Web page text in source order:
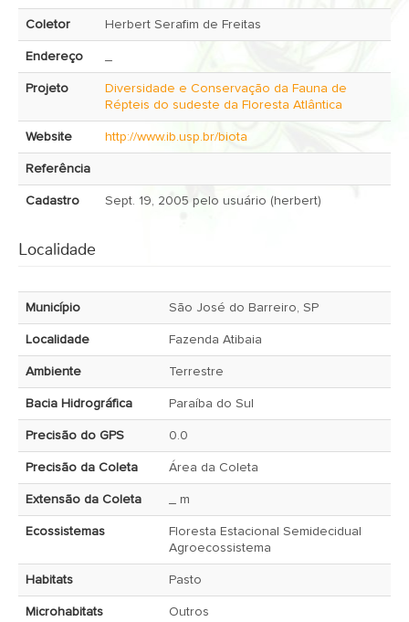
Coletor Herbert Serafim de Freitas
Endereço
Projeto
Diversidade e Conservação da Fauna de
Répteis do sudeste da Floresta Atlântica
Website http://www.ib.usp.br/biota
Referência
Cadastro Sept. 19, 2005 pelo usuário (herbert)
Localidade
Município São José do Barreiro, SP
Localidade Fazenda Atibaia
Ambiente Terrestre
Bacia Hidrográfica Paraíba do Sul
Precisão do GPS 0.0
Precisão da Coleta Área da Coleta
Extensão da Coleta _ m
Ecossistemas
Floresta Estacional Semidecidual
Agroecossistema
Habitats Pasto
Microhabitats Outros